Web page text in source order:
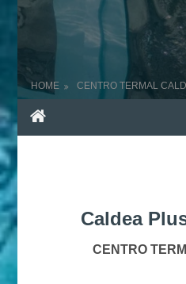
HOME CENTRO TERMAL
Caldea
CENTRO